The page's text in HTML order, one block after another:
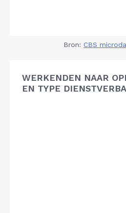
Bron: CBS
WERKENDEN NAAR
EN TYPE